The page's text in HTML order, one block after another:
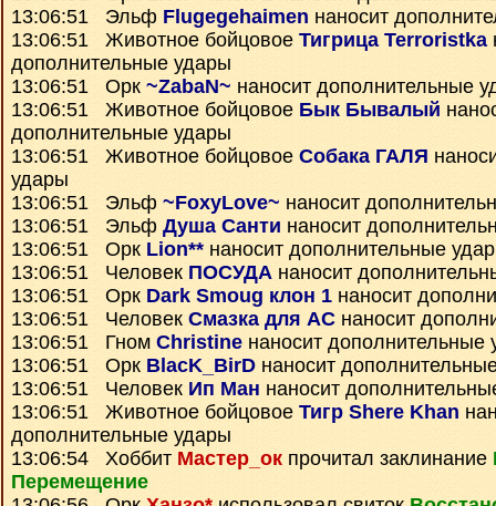
13:06:51 Эльф Flugegehaimen наносит
13:06:51 Животное бойцовое Тигрица Terroristka
дополнительные удары
13:06:51 Орк ~ZabaN~ наносит дополнительные
13:06:51 Животное бойцовое Бык Бывалый
дополнительные удары
13:06:51 Животное бойцовое Собака ГАЛЯ
удары
13:06:51 Эльф ~FoxyLove~ наносит
13:06:51 Эльф Душа Санти наносит
13:06:51 Орк Lion** наносит дополнительные
13:06:51 Человек ПОСУДА наносит
13:06:51 Орк Dark Smoug клон 1 наносит
13:06:51 Человек Смазка для АС наносит
13:06:51 Гном Christine наносит дополнительные
13:06:51 Орк BlacK_BirD наносит
13:06:51 Человек Ип Ман наносит
13:06:51 Животное бойцовое Тигр Shere Khan
дополнительные удары
13:06:54 Хоббит Мастер_ок прочитал заклинание
Перемещение